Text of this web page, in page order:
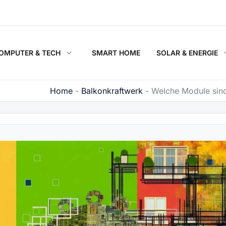
& TECH SMART HOME SOLAR & ENERGIE
Home - Balkonkraftwerk - Welche Module